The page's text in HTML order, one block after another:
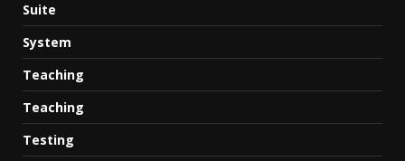
Suite
System
Teaching
Teaching
Testing